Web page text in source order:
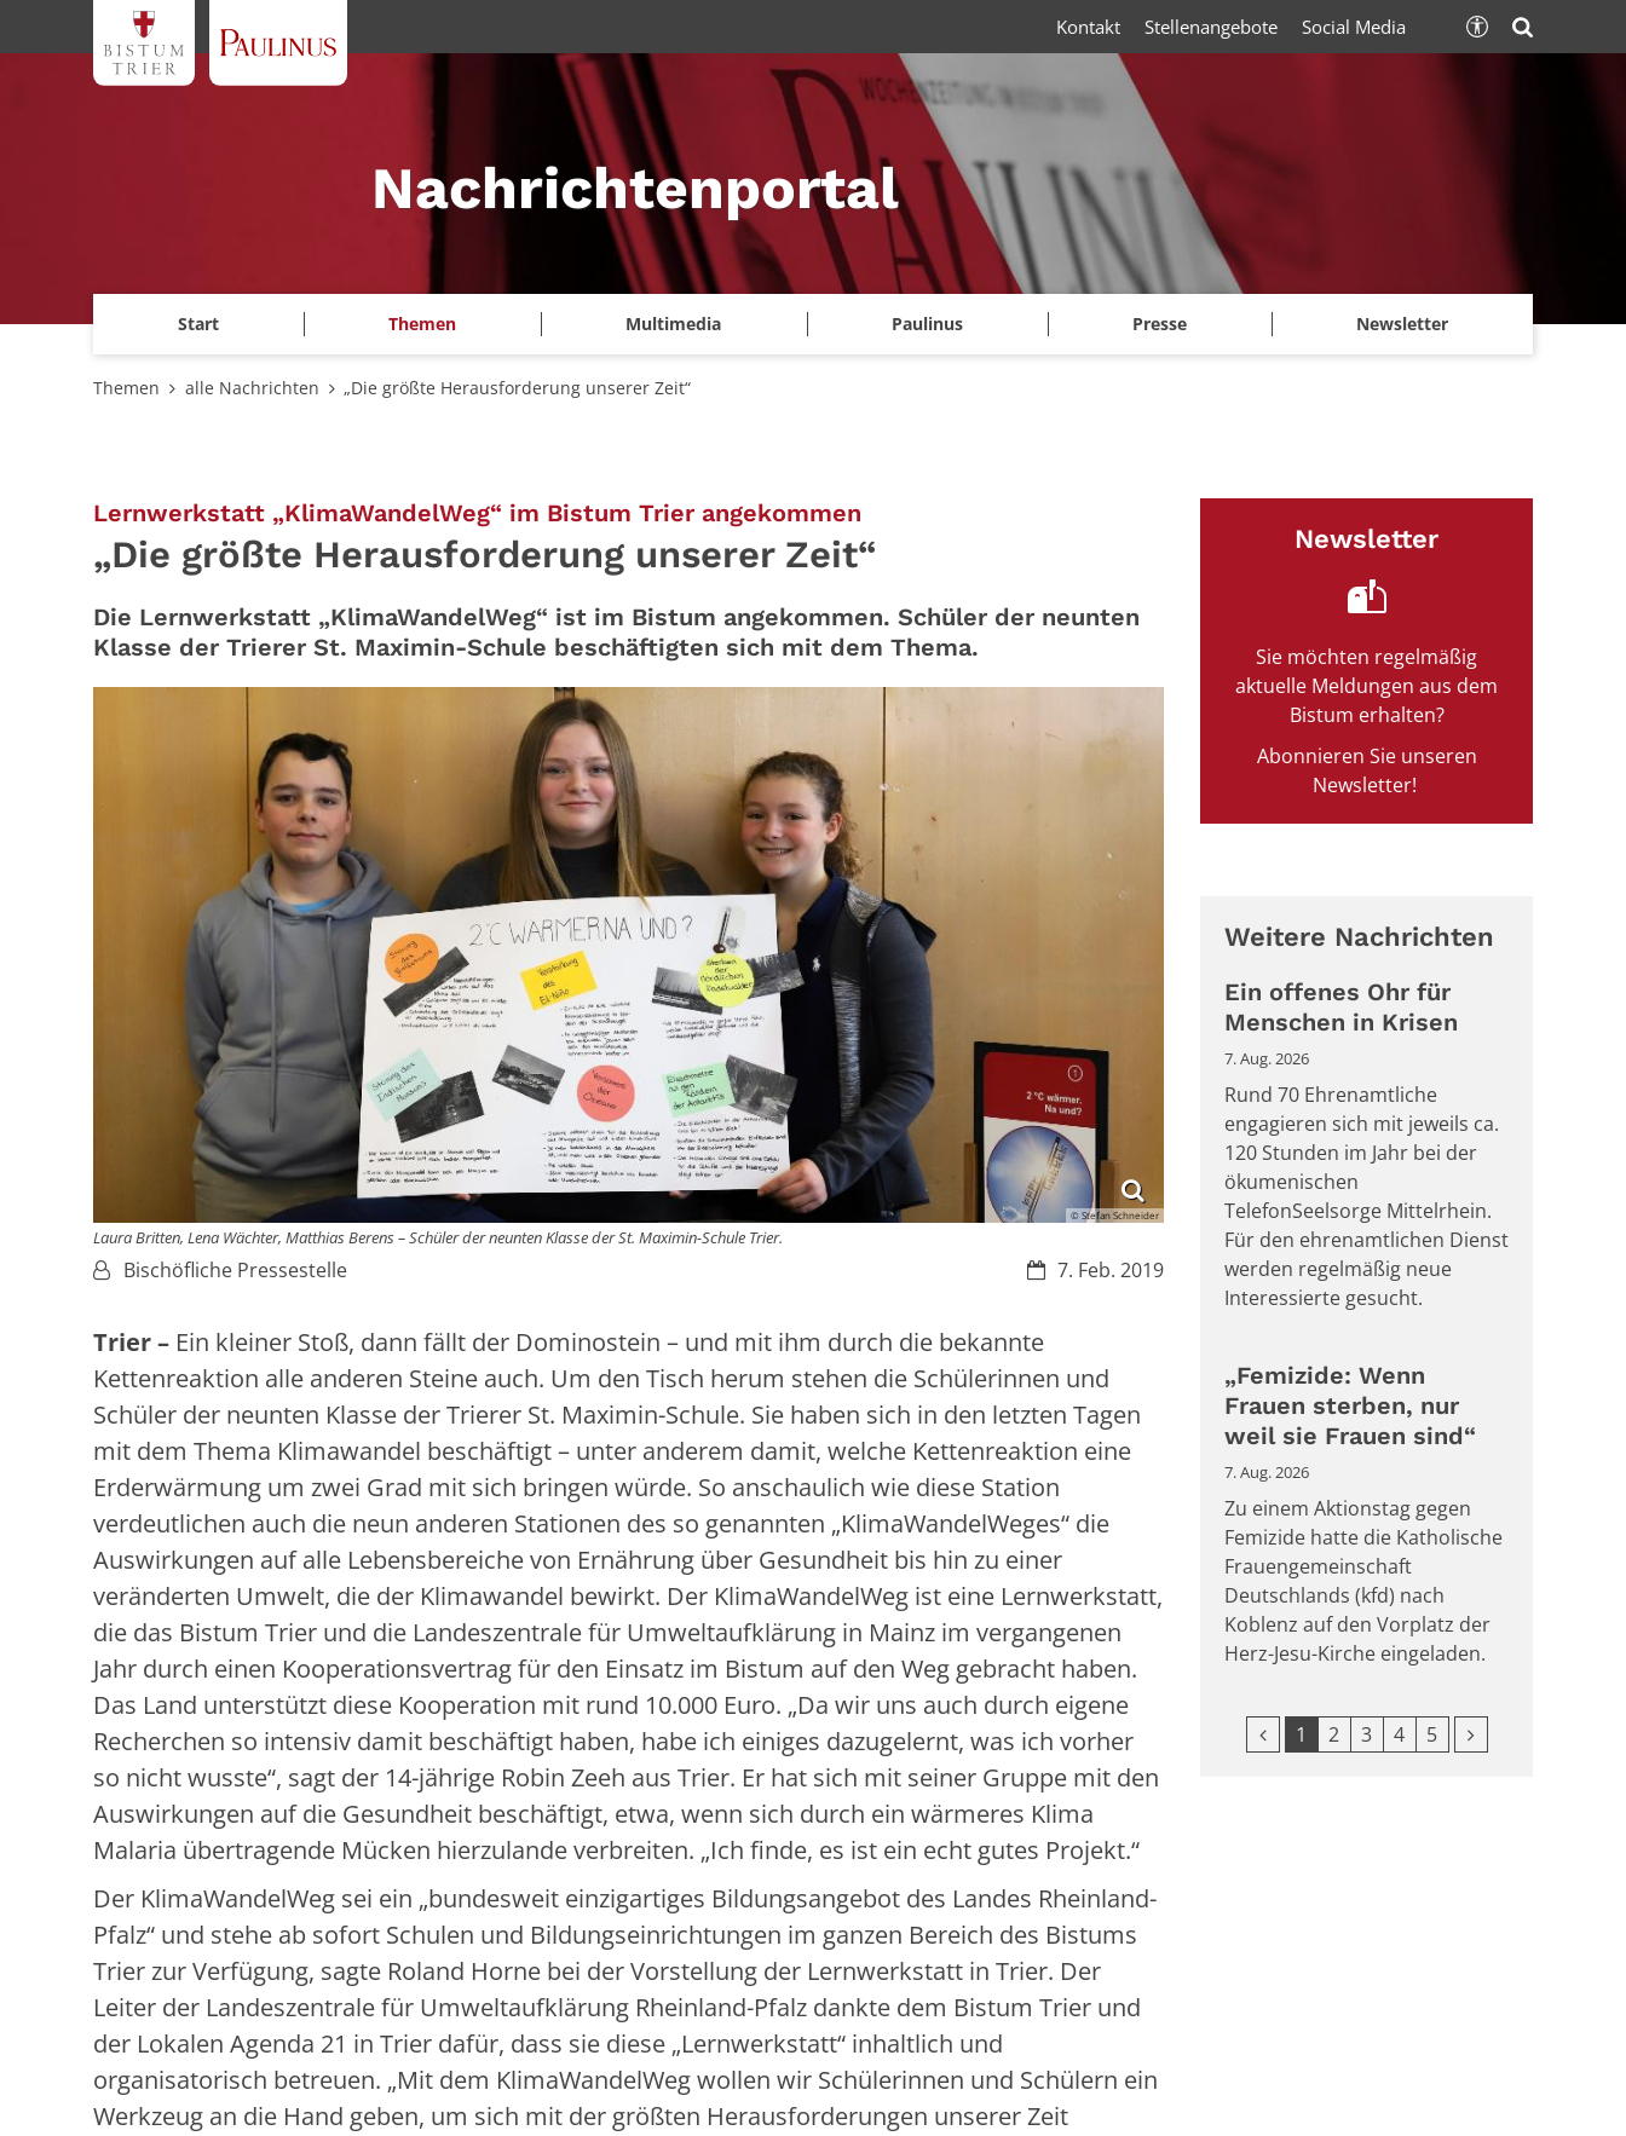
Zum Inhalt springen
Nachrichtenportal
Start Themen Multimedia Paulinus Presse Newsletter
Kontakt Stellenangebote Social Media
Themen alle Nachrichten „Die größte Herausforderung unserer Zeit“
Lernwerkstatt „KlimaWandelWeg“ im Bistum Trier angekommen
„Die größte Herausforderung unserer Zeit“
Die Lernwerkstatt „KlimaWandelWeg“ ist im Bistum angekommen. Schüler der neunten
Klasse der Trierer St. Maximin-Schule beschäftigten sich mit dem Thema.
© Stefan Schneider
Laura Britten, Lena Wächter, Matthias Berens – Schüler der neunten Klasse der St. Maximin-Schule Trier.
Datum:
7. Feb. 2019
Von:Bischöfliche Pressestelle
Trier – Ein kleiner Stoß, dann fällt der Dominostein – und mit ihm durch die bekannte
Kettenreaktion alle anderen Steine auch. Um den Tisch herum stehen die Schülerinnen und
Schüler der neunten Klasse der Trierer St. Maximin-Schule. Sie haben sich in den letzten Tagen
mit dem Thema Klimawandel beschäftigt – unter anderem damit, welche Kettenreaktion eine
Erderwärmung um zwei Grad mit sich bringen würde. So anschaulich wie diese Station
verdeutlichen auch die neun anderen Stationen des so genannten „KlimaWandelWeges“ die
Auswirkungen auf alle Lebensbereiche von Ernährung über Gesundheit bis hin zu einer
veränderten Umwelt, die der Klimawandel bewirkt. Der KlimaWandelWeg ist eine Lernwerkstatt,
die das Bistum Trier und die Landeszentrale für Umweltaufklärung in Mainz im vergangenen
Jahr durch einen Kooperationsvertrag für den Einsatz im Bistum auf den Weg gebracht haben.
Das Land unterstützt diese Kooperation mit rund 10.000 Euro. „Da wir uns auch durch eigene
Recherchen so intensiv damit beschäftigt haben, habe ich einiges dazugelernt, was ich vorher
so nicht wusste“, sagt der 14-jährige Robin Zeeh aus Trier. Er hat sich mit seiner Gruppe mit den
Auswirkungen auf die Gesundheit beschäftigt, etwa, wenn sich durch ein wärmeres Klima
Malaria übertragende Mücken hierzulande verbreiten. „Ich finde, es ist ein echt gutes Projekt.“
Der KlimaWandelWeg sei ein „bundesweit einzigartiges Bildungsangebot des Landes Rheinland-
Pfalz“ und stehe ab sofort Schulen und Bildungseinrichtungen im ganzen Bereich des Bistums
Trier zur Verfügung, sagte Roland Horne bei der Vorstellung der Lernwerkstatt in Trier. Der
Leiter der Landeszentrale für Umweltaufklärung Rheinland-Pfalz dankte dem Bistum Trier und
der Lokalen Agenda 21 in Trier dafür, dass sie diese „Lernwerkstatt“ inhaltlich und
organisatorisch betreuen. „Mit dem KlimaWandelWeg wollen wir Schülerinnen und Schülern ein
Werkzeug an die Hand geben, um sich mit der größten Herausforderungen unserer Zeit
Newsletter
Sie möchten regelmäßig
aktuelle Meldungen aus dem
Bistum erhalten?
Abonnieren Sie unseren
Newsletter!
Weitere Nachrichten
Ein offenes Ohr für
Menschen in Krisen
7. Aug. 2026
Rund 70 Ehrenamtliche
engagieren sich mit jeweils ca.
120 Stunden im Jahr bei der
ökumenischen
TelefonSeelsorge Mittelrhein.
Für den ehrenamtlichen Dienst
werden regelmäßig neue
Interessierte gesucht.
„Femizide: Wenn
Frauen sterben, nur
weil sie Frauen sind“
7. Aug. 2026
Zu einem Aktionstag gegen
Femizide hatte die Katholische
Frauengemeinschaft
Deutschlands (kfd) nach
Koblenz auf den Vorplatz der
Herz-Jesu-Kirche eingeladen.
Vorherige Seite
1 2 3 4 5 Nächste Seite